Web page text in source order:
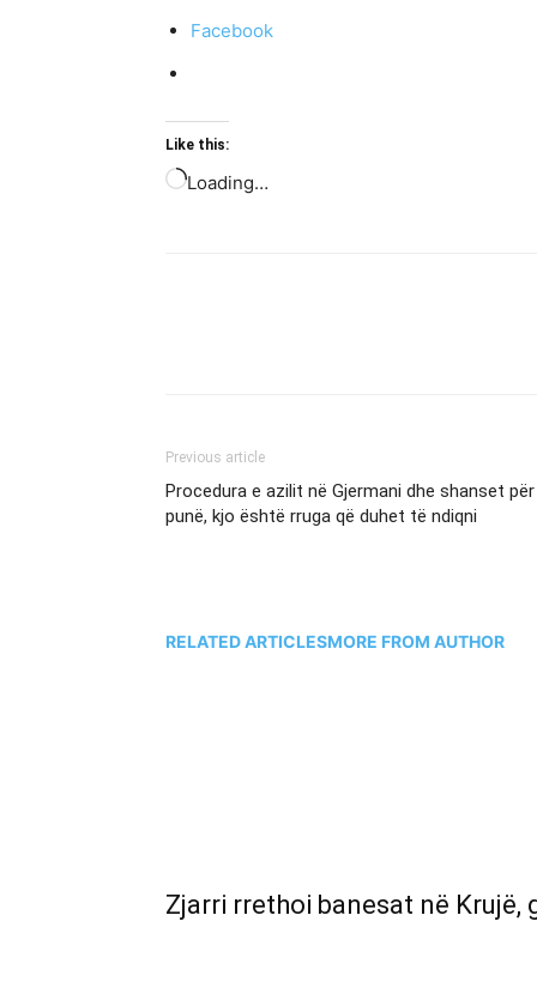
Facebook
Like this:
Loading…
Previous article
Procedura e azilit në Gjermani dhe shanset për
punë, kjo është rruga që duhet të ndiqni
RELATED ARTICLESMORE FROM AUTHOR
Zjarri rrethoi banesat në